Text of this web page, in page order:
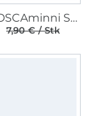
E-Book TOSCAminni Schnittmanufaktur Damen Bluse Julie
7,90 € / Stk